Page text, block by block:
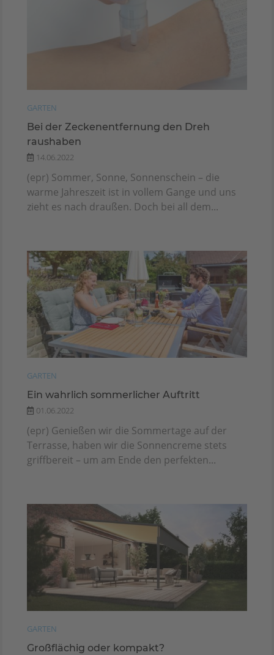
GARTEN
Bei der Zeckenentfernung den Dreh
raushaben
14.06.2022
(epr) Sommer, Sonne, Sonnenschein – die
warme Jahreszeit ist in vollem Gange und uns
zieht es nach draußen. Doch bei all dem...
GARTEN
Ein wahrlich sommerlicher Auftritt
01.06.2022
(epr) Genießen wir die Sommertage auf der
Terrasse, haben wir die Sonnencreme stets
griffbereit – um am Ende den perfekten...
GARTEN
Großflächig oder kompakt?